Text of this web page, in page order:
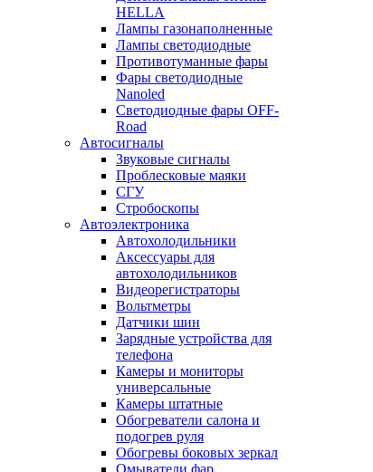
HELLA
Лампы газонаполненные
Лампы светодиодные
Противотуманные фары
Фары светодиодные
Nanoled
Светодиодные фары OFF-
Road
Автосигналы
Звуковые сигналы
Проблесковые маяки
СГУ
Стробоскопы
Автоэлектроника
Автохолодильники
Аксессуары для
автохолодильников
Видеорегистраторы
Вольтметры
Датчики шин
Зарядные устройства для
телефона
Камеры и мониторы
универсальные
Камеры штатные
Обогреватели салона и
подогрев руля
Обогревы боковых зеркал
Омыватели фар